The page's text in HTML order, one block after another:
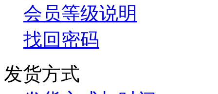
会员等级说明
找回密码
发货方式